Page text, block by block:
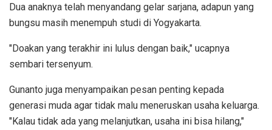
Dua anaknya telah menyandang gelar sarjana, adapun yang
bungsu masih menempuh studi di Yogyakarta.
"Doakan yang terakhir ini lulus dengan baik," ucapnya
sembari tersenyum.
Gunanto juga menyampaikan pesan penting kepada
generasi muda agar tidak malu meneruskan usaha keluarga.
"Kalau tidak ada yang melanjutkan, usaha ini bisa hilang,"